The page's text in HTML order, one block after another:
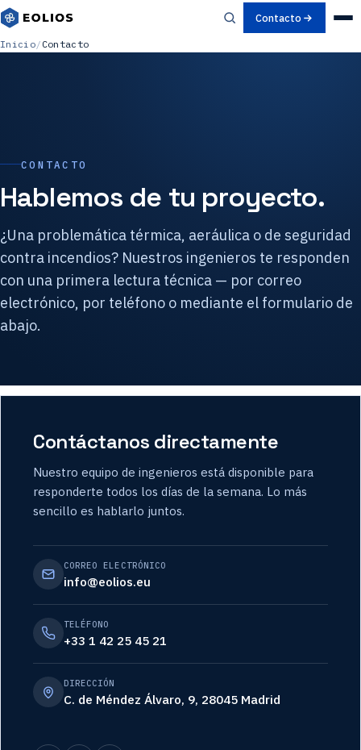
Contacto
Inicio/ Contacto
CONTACTO
Hablemos de tu proyecto.
¿Una problemática térmica, aeráulica o de seguridad
contra incendios? Nuestros ingenieros te responden
con una primera lectura técnica — por correo
electrónico, por teléfono o mediante el formulario de
abajo.
Contáctanos directamente
Nuestro equipo de ingenieros está disponible para
responderte todos los días de la semana. Lo más
sencillo es hablarlo juntos.
CORREO ELECTRÓNICO
info@eolios.eu
TELÉFONO
+33 1 42 25 45 21
DIRECCIÓN
C. de Méndez Álvaro, 9, 28045 Madrid